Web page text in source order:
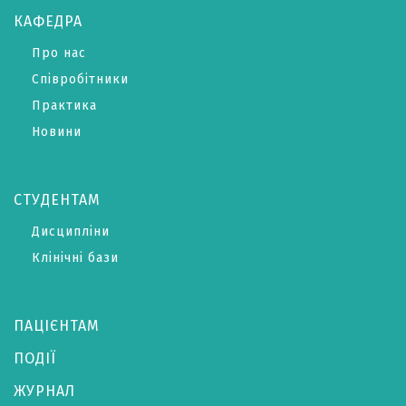
КАФЕДРА
Про нас
Співробітники
Практика
Новини
СТУДЕНТАМ
Дисципліни
Клінічні бази
ПАЦІЄНТАМ
ПОДІЇ
ЖУРНАЛ